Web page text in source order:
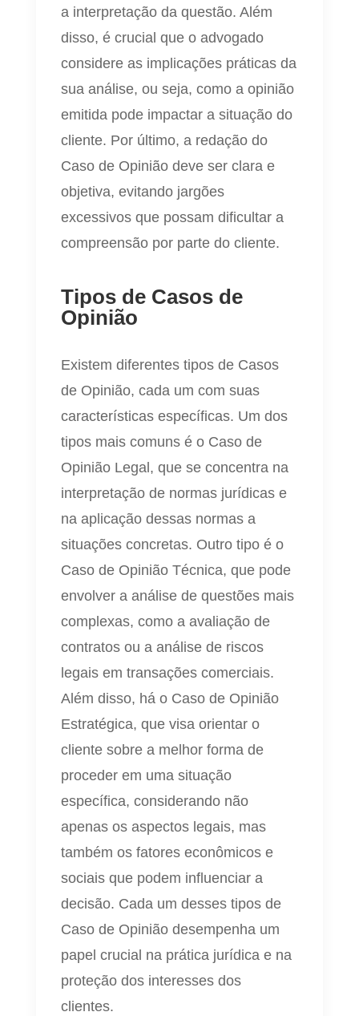
a interpretação da questão. Além
disso, é crucial que o advogado
considere as implicações práticas da
sua análise, ou seja, como a opinião
emitida pode impactar a situação do
cliente. Por último, a redação do
Caso de Opinião deve ser clara e
objetiva, evitando jargões
excessivos que possam dificultar a
compreensão por parte do cliente.
Tipos de Casos de
Opinião
Existem diferentes tipos de Casos
de Opinião, cada um com suas
características específicas. Um dos
tipos mais comuns é o Caso de
Opinião Legal, que se concentra na
interpretação de normas jurídicas e
na aplicação dessas normas a
situações concretas. Outro tipo é o
Caso de Opinião Técnica, que pode
envolver a análise de questões mais
complexas, como a avaliação de
contratos ou a análise de riscos
legais em transações comerciais.
Além disso, há o Caso de Opinião
Estratégica, que visa orientar o
cliente sobre a melhor forma de
proceder em uma situação
específica, considerando não
apenas os aspectos legais, mas
também os fatores econômicos e
sociais que podem influenciar a
decisão. Cada um desses tipos de
Caso de Opinião desempenha um
papel crucial na prática jurídica e na
proteção dos interesses dos
clientes.